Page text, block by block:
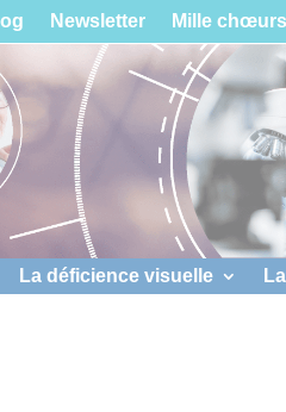
Newsletter Mille
La déficience visuelle